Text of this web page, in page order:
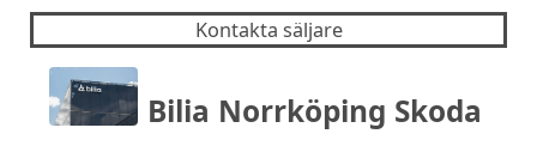
Kontakta säljare
Bilia Norrköping Skoda